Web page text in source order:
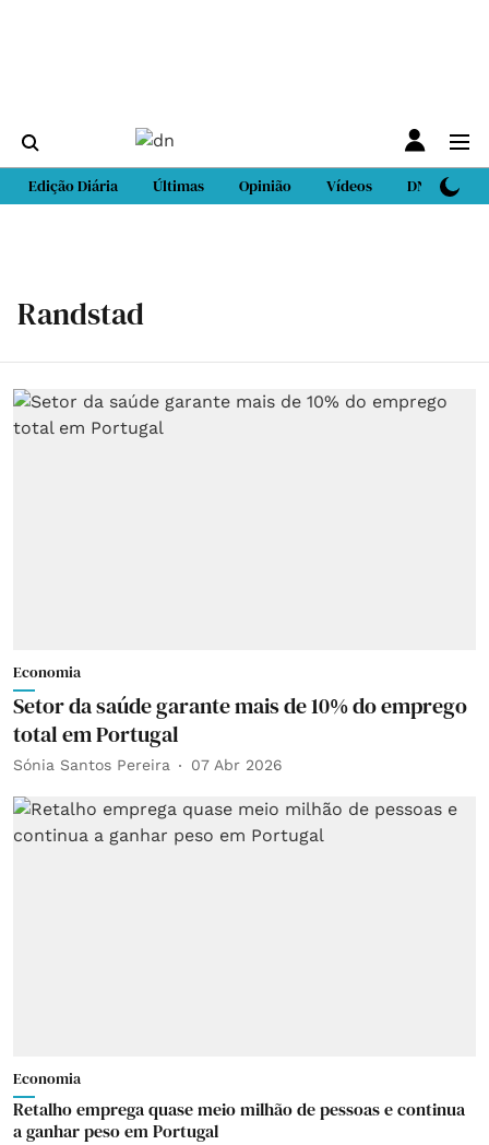
Edição Diária Últimas Opinião Vídeos DN Sport
Randstad
Economia
Setor da saúde garante mais de 10% do emprego
total em Portugal
Sónia Santos Pereira 07 Abr 2026
Economia
Retalho emprega quase meio milhão de pessoas e continua
a ganhar peso em Portugal